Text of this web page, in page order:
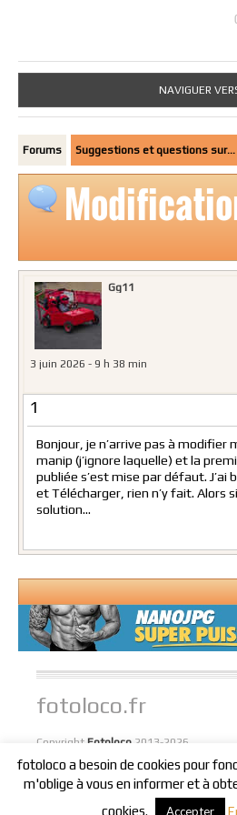
NAVIGUER
Forums Suggestions et questions sur…
Gg11
3 juin 2026 - 9 h 38 min
1
Bonjour, je n’arrive pas à modifier
manip (j’ignore laquelle) et la
publiée s’est mise par défaut. J’ai
et Télécharger, rien n’y fait. Alors
solution…
fotoloco.fr
Copyright Fotoloco 2013-2026
// // //
Conditions d'utilisation du site//
fotoloco a besoin de cookies pour
m'oblige à vous en informer et à
cookies.
Accepter